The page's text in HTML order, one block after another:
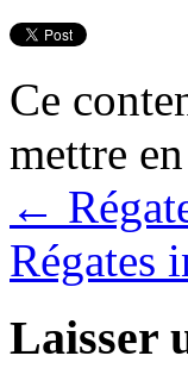
Ce
mettre
←
Régates
Laisser